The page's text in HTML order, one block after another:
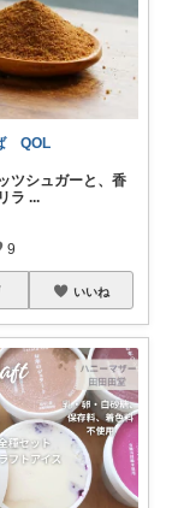
QOL
ツシュガーと、香
ラ ...
9
いいね